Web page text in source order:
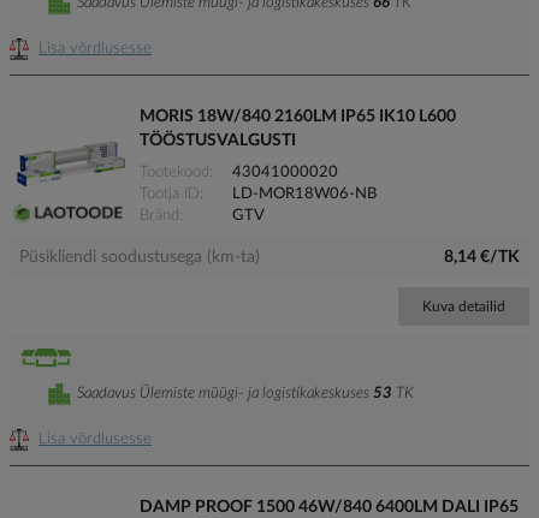
Lisa võrdlusesse
Saadavus Ülemiste müügi- ja logistikakeskuses 66 TK
MORIS 18W/840 2160LM IP65 IK10 L600
TÖÖSTUSVALGUSTI
Tootekood
43041000020
Tootja ID
LD-MOR18W06-NB
Bränd
GTV
Püsikliendi soodustusega (km-ta) 8,14 €/TK
Kuva detailid
Lisa võrdlusesse
Saadavus Ülemiste müügi- ja logistikakeskuses 53 TK
DAMP PROOF 1500 46W/840 6400LM DALI IP65